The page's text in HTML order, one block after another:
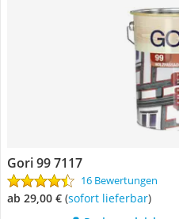
Gori 99 7117
16 Bewertungen
ab 29,00 € ( Sofort lieferbar)